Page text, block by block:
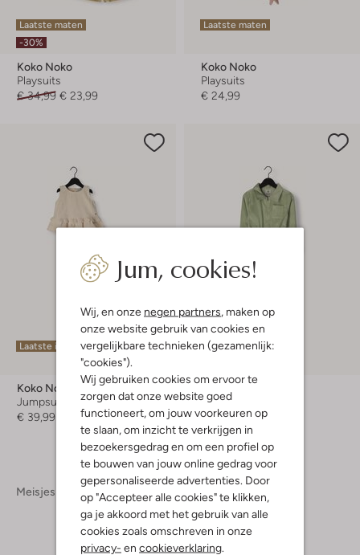
Jum, cookies!
Wij, en onze negen partners, maken op
onze website gebruik van cookies en
vergelijkbare technieken (gezamenlijk:
"cookies").
Wij gebruiken cookies om ervoor te
zorgen dat onze website goed
functioneert, om jouw voorkeuren op
te slaan, om inzicht te verkrijgen in
bezoekersgedrag en om een profiel op
te bouwen van jouw online gedrag voor
gepersonaliseerde advertenties. Door
op "Accepteer alle cookies" te klikken,
ga je akkoord met het gebruik van alle
cookies zoals omschreven in onze
privacy- en cookieverklaring.
Laatste maten
-30%
Koko Noko
Playsuits
€ 34,99 € 23,99
Laatste maten
Koko Noko
Playsuits
€ 24,99
Laatste items
Koko Noko
Jumpsuit
€ 39,99
Laatste item
Koko Noko
Jumpsuit
€ 49,99 € 24,99
Meisjes Kleding Jumpsuits